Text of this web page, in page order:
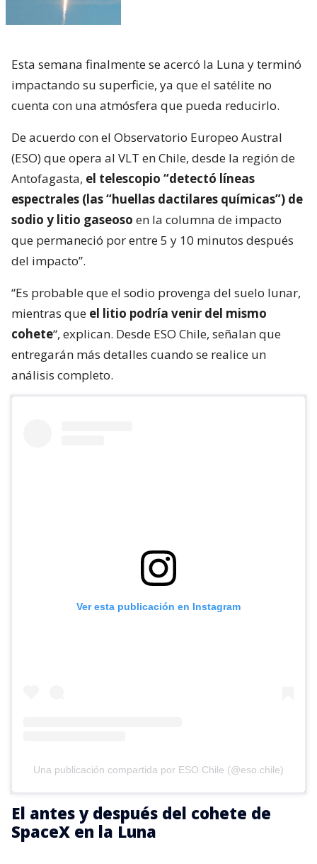
Esta semana finalmente se acercó la Luna y terminó
impactando su superficie, ya que el satélite no
cuenta con una atmósfera que pueda reducirlo.
De acuerdo con el Observatorio Europeo Austral
(ESO) que opera al VLT en Chile, desde la región de
Antofagasta, el telescopio “detectó líneas
espectrales (las “huellas dactilares químicas”) de
sodio y litio gaseoso en la columna de impacto
que permaneció por entre 5 y 10 minutos después
del impacto”.
“Es probable que el sodio provenga del suelo lunar,
mientras que el litio podría venir del mismo
cohete“, explican. Desde ESO Chile, señalan que
entregarán más detalles cuando se realice un
análisis completo.
Ver esta publicación en Instagram
Una publicación compartida por ESO Chile (@eso.chile)
El antes y después del cohete de
SpaceX en la Luna